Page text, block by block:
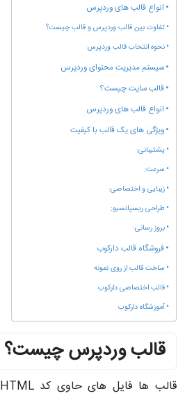
انواع قالب های وردپرس
تفاوت بین قالب وردپرس و قالب چیست؟
نحوه انتخاب قالب وردپرس
سیستم مدیریت محتوای وردپرس
قالب سایت چیست؟
انواع قالب های وردپرس
ویژگی های یک قالب با کیفیت
پشتیبانی:
سرعت:
زیبایی و اختصاصی:
طراحی ریسپانسیو:
بروز رسانی:
فروشگاه قالب دارکوب
ساخت قالب از روی نمونه
قالب اختصاصی دارکوب
آموزشگاه دارکوب
قالب وردپرس چیست؟
قالب ها فایل های حاوی کدHTML